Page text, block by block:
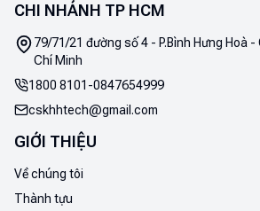
CHI NHÁNH TP HCM
79/71/21 đường số 4 - P.Bình Hưng Hoà -
Chí Minh
1800 8101 -0847654999
cskhhtech@gmail.com
GIỚI THIỆU
Về chúng tôi
Thành tựu